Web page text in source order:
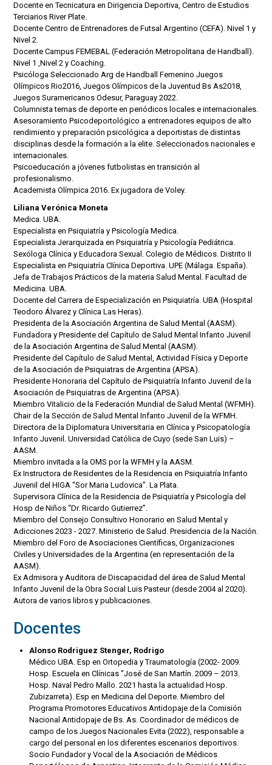
Docente en Tecnicatura en Dirigencia Deportiva, Centro de Estudios
Terciarios River Plate.
Docente Centro de Entrenadores de Futsal Argentino (CEFA). Nivel 1 y
Nivel 2.
Docente Campus FEMEBAL (Federación Metropolitana de Handball).
Nivel 1 ,Nivel 2 y Coaching.
Psicóloga Seleccionado Arg de Handball Femenino Juegos
Olímpicos Rio2016, Juegos Olímpicos de la Juventud Bs As2018,
Juegos Suramericanos Odesur, Paraguay 2022.
Columnista temas de deporte en periódicos locales e internacionales.
Asesoramiento Psicodeportológico a entrenadores equipos de alto
rendimiento y preparación psicológica a deportistas de distintas
disciplinas desde la formación a la elite. Seleccionados nacionales e
internacionales.
Psicoeducación a jóvenes futbolistas en transición al
profesionalismo.
Academista Olímpica 2016. Ex jugadora de Voley.
Liliana Verónica Moneta
Medica. UBA.
Especialista en Psiquiatría y Psicología Medica.
Especialista Jerarquizada en Psiquiatría y Psicología Pediátrica.
Sexóloga Clínica y Educadora Sexual. Colegio de Médicos. Distrito II
Especialista en Psiquiatría Clínica Deportiva. UPE (Málaga. España).
Jefa de Trabajos Prácticos de la materia Salud Mental. Facultad de
Medicina. UBA.
Docente del Carrera de Especialización en Psiquiatría. UBA (Hospital
Teodoro Álvarez y Clínica Las Heras).
Presidenta de la Asociación Argentina de Salud Mental (AASM).
Fundadora y Presidente del Capítulo de Salud Mental Infanto Juvenil
de la Asociación Argentina de Salud Mental (AASM).
Presidente del Capítulo de Salud Mental, Actividad Física y Deporte
de la Asociación de Psiquiatras de Argentina (APSA).
Presidente Honoraria del Capítulo de Psiquiatría Infanto Juvenil de la
Asociación de Psiquiatras de Argentina (APSA).
Miembro Vitalicio de la Federación Mundial de Salud Mental (WFMH).
Chair de la Sección de Salud Mental Infanto Juvenil de la WFMH.
Directora de la Diplomatura Universitaria en Clínica y Psicopatología
Infanto Juvenil. Universidad Católica de Cuyo (sede San Luis) –
AASM.
Miembro invitada a la OMS por la WFMH y la AASM.
Ex Instructora de Residentes de la Residencia en Psiquiatría Infanto
Juvenil del HIGA “Sor Maria Ludovica”. La Plata.
Supervisora Clínica de la Residencia de Psiquiatría y Psicología del
Hosp de Niños “Dr. Ricardo Gutierrez”.
Miembro del Consejo Consultivo Honorario en Salud Mental y
Adicciones 2023 - 2027. Ministerio de Salud. Presidencia de la Nación.
Miembro del Foro de Asociaciones Científicas, Organizaciones
Civiles y Universidades de la Argentina (en representación de la
AASM).
Ex Admisora y Auditora de Discapacidad del área de Salud Mental
Infanto Juvenil de la Obra Social Luis Pasteur (desde 2004 al 2020).
Autora de varios libros y publicaciones.
Docentes
Alonso Rodriguez Stenger, Rodrigo
Médico UBA. Esp en Ortopedia y Traumatología (2002- 2009.
Hosp. Escuela en Clínicas "José de San Martín. 2009 – 2013.
Hosp. Naval Pedro Mallo. 2021 hasta la actualidad Hosp.
Zubizarreta). Esp en Medicina del Deporte. Miembro del
Programa Promotores Educativos Antidopaje de la Comisión
Nacional Antidopaje de Bs. As. Coordinador de médicos de
campo de los Juegos Nacionales Evita (2022), responsable a
cargo del personal en los diferentes escenarios deportivos.
Socio Fundador y Vocal de la Asociación de Médicos